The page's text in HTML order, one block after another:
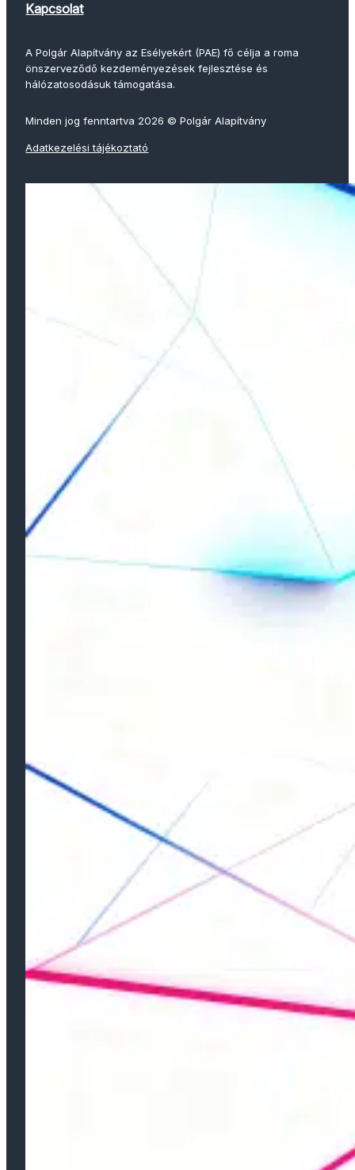
Kapcsolat
A Polgár Alapítvány az Esélyekért (PAE) fő célja a roma
önszerveződő kezdeményezések fejlesztése és
hálózatosodásuk támogatása.
Minden jog fenntartva 2026 © Polgár Alapítvány
Adatkezelési tájékoztató